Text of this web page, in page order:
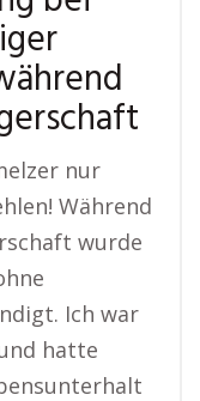
nur
Während
wurde
Ich war
hatte